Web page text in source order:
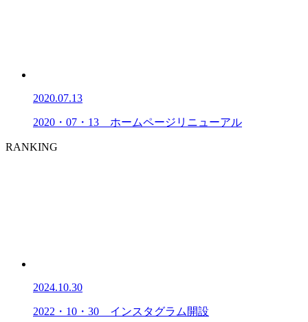
2020.07.13
2020・07・13 ホームページリニューアル
RANKING
2024.10.30
2022・10・30 インスタグラム開設